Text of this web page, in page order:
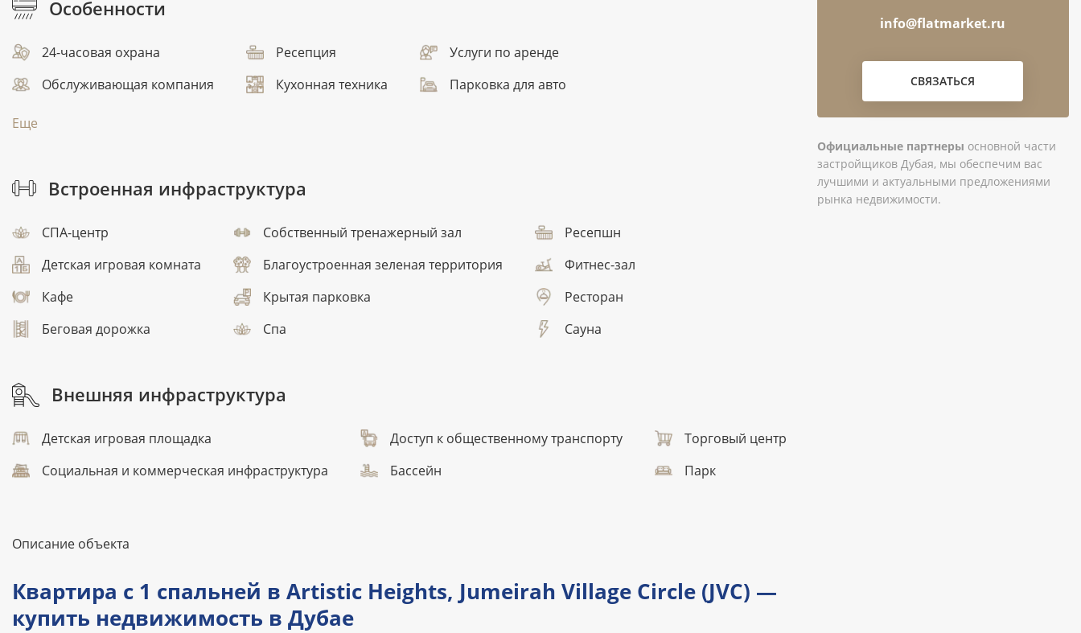
Особенности
24-часовая охрана Ресепция
Услуги по аренде
Обслуживающая компания
Кухонная техника Парковка для авто
Еще
Встроенная инфраструктура
СПА-центр Собственный тренажерный зал
Ресепшн
Детская игровая комната
Благоустроенная зеленая территория
Фитнес-зал
Кафе
Крытая парковка
Ресторан
Беговая дорожка
Спа Сауна
Внешняя инфраструктура
Детская игровая площадка Доступ к общественному транспорту
Торговый центр
Социальная и коммерческая инфраструктура
Бассейн Парк
Описание объекта
Квартира с 1 спальней в Artistic Heights, Jumeirah Village Circle (JVC) —
купить недвижимость в Дубае
info@flatmarket.ru
СВЯЗАТЬСЯ
Официальные партнеры основной части
застройщиков Дубая, мы обеспечим вас
лучшими и актуальными предложениями
рынка недвижимости.